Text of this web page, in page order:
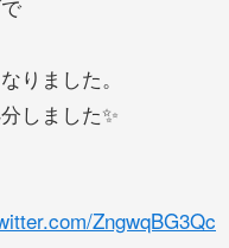
りました。
しました✨
ZngwqBG3Qc